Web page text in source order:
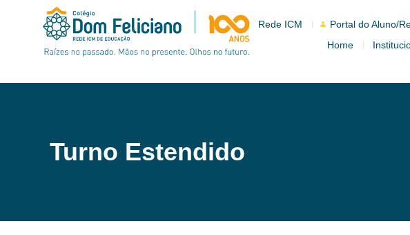
Rede ICM Portal do Aluno/
Home
Turno Estendido